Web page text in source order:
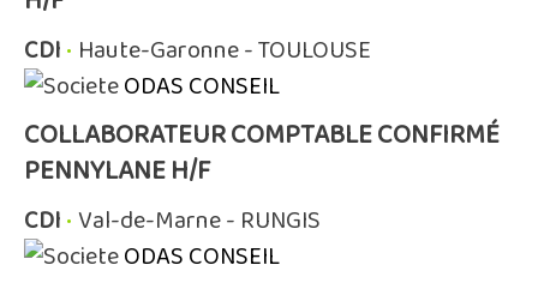
CDI• Haute-Garonne - TOULOUSE
ODAS CONSEIL
COLLABORATEUR COMPTABLE CONFIRMÉ
PENNYLANE H/F
CDI•Val-de-Marne - RUNGIS
ODAS CONSEIL